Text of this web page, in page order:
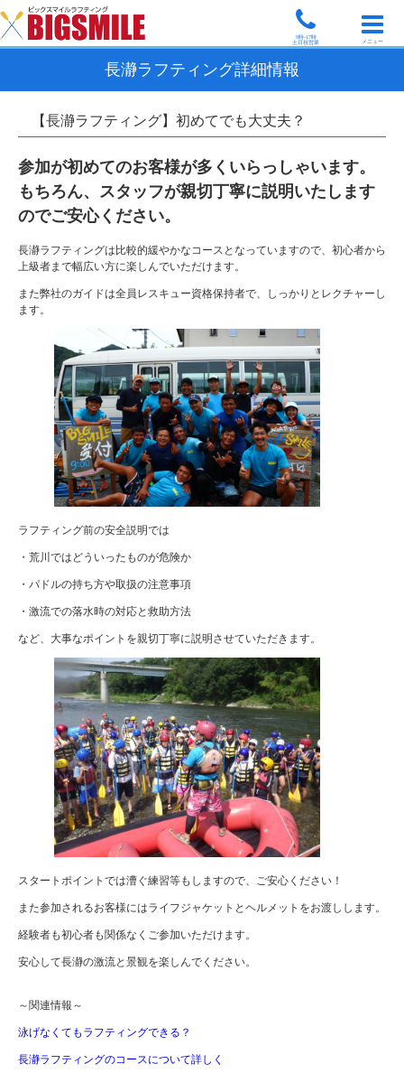
9時-17時
土日祝営業
メニュー
長瀞ラフティング詳細情報
【長瀞ラフティング】初めてでも大丈夫？
参加が初めてのお客様が多くいらっしゃいます。
もちろん、スタッフが親切丁寧に説明いたします
のでご安心ください。
長瀞ラフティングは比較的緩やかなコースとなっていますので、初心者から
上級者まで幅広い方に楽しんでいただけます。
また弊社のガイドは全員レスキュー資格保持者で、しっかりとレクチャーし
ます。
ラフティング前の安全説明では
・荒川ではどういったものが危険か
・パドルの持ち方や取扱の注意事項
・激流での落水時の対応と救助方法
など、大事なポイントを親切丁寧に説明させていただきます。
スタートポイントでは漕ぐ練習等もしますので、ご安心ください！
また参加されるお客様にはライフジャケットとヘルメットをお渡しします。
経験者も初心者も関係なくご参加いただけます。
安心して長瀞の激流と景観を楽しんでください。
～関連情報～
泳げなくてもラフティングできる？
長瀞ラフティングのコースについて詳しく